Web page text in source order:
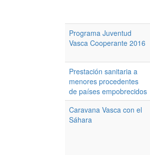
Programa Juventud
Vasca Cooperante 2016
Prestación sanitaria a
menores procedentes
de países empobrecidos
Caravana Vasca con el
Sáhara